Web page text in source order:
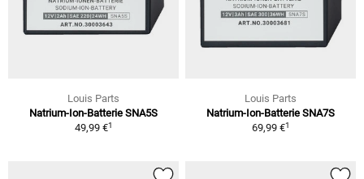
Louis Parts
Natrium-Ion-Batterie SNA5S
49,99 €1
Louis Parts
Natrium-Ion-Batterie SNA7S
69,99 €1